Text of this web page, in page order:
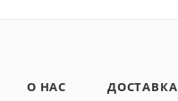
О НАС ДОСТАВКА